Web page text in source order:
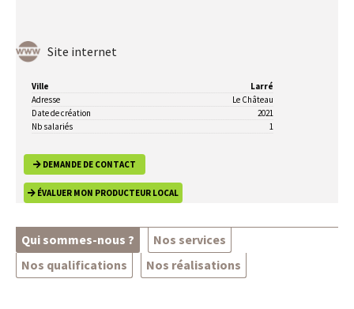
Site internet
Ville
Larré
Adresse
Le Château
Date de création
2021
Nb salariés
1
DEMANDE DE CONTACT
ÉVALUER MON PRODUCTEUR LOCAL
Qui sommes-nous ?
Nos services
Nos qualifications
Nos réalisations